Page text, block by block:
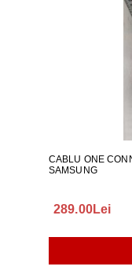
CABLU ONE
SAMSUNG
289.00Lei